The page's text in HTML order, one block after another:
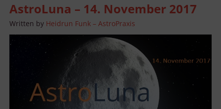
AstroLuna – 14. November 2017
Written by Heidrun Funk – AstroPraxis